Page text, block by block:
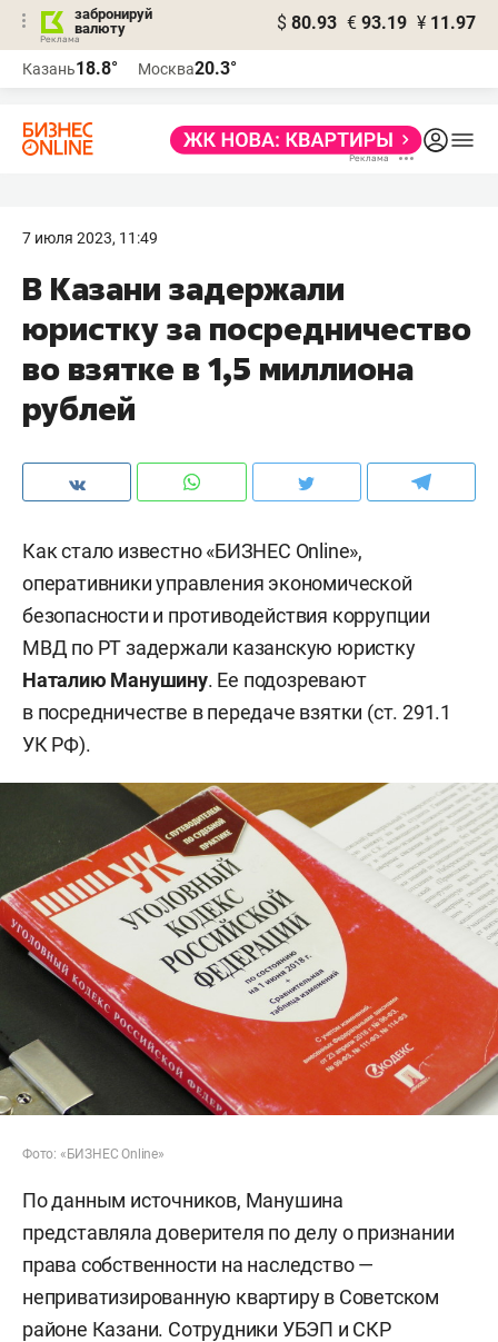
забронируй
валюту
$ 80.93 € 93.19 ¥ 11.97
Казань18.8° Москва20.3°
7 июля 2023, 11:49
В Казани задержали
юристку за посредничество
во взятке в 1,5 миллиона
рублей
Как стало известно «БИЗНЕС Online»,
оперативники управления экономической
безопасности и противодействия коррупции
МВД по РТ задержали казанскую юристку
Наталию Манушину. Ее подозревают
в посредничестве в передаче взятки (ст. 291.1
УК РФ).
Фото: «БИЗНЕС Online»
По данным источников, Манушина
представляла доверителя по делу о признании
права собственности на наследство —
неприватизированную квартиру в Советском
районе Казани. Сотрудники УБЭП и СКР